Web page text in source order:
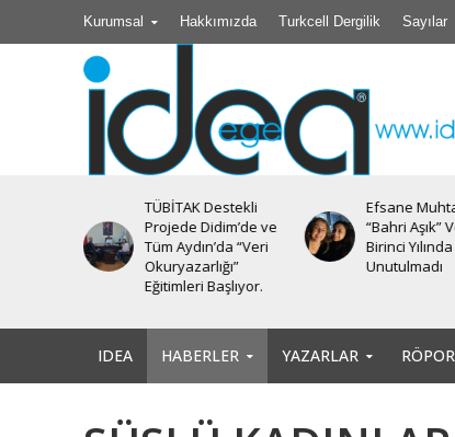
Kurumsal Hakkımızda Turkcell Dergilik Sayılar
TÜBİTAK Destekli
Projede Didim’de ve
Tüm Aydın’da “Veri
Okuryazarlığı”
Eğitimleri Başlıyor.
Efsane
“Bahri Aşık”
Birinci Yılında
Unutulmadı
IDEA HABERLER YAZARLAR